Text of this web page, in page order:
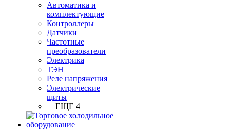
Автоматика и
комплектующие
Контроллеры
Датчики
Частотные
преобразователи
Электрика
ТЭН
Реле напряжения
Электрические
щиты
+ ЕЩЕ 4